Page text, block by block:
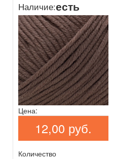
Наличие:есть
Цена:
12,00 руб.
Количество